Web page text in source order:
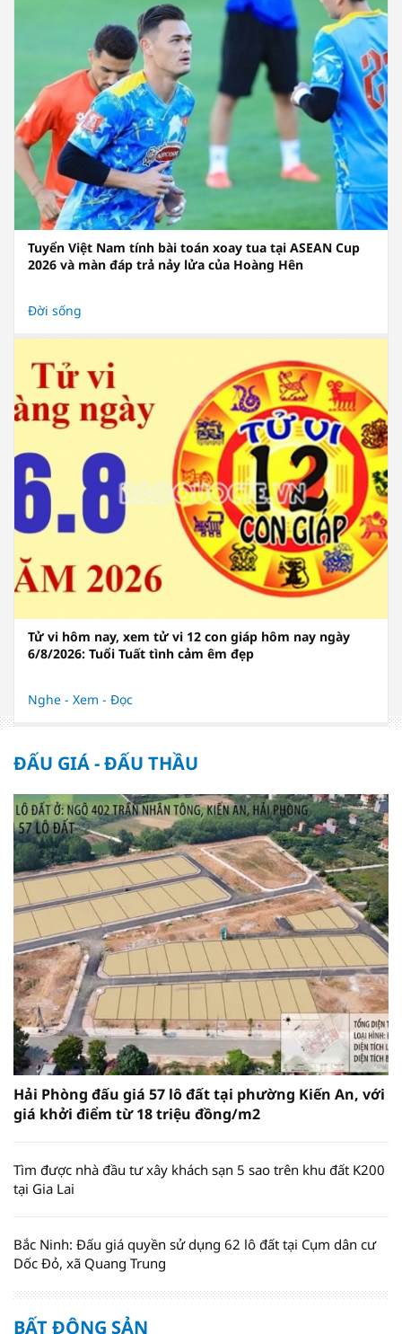
Tuyển Việt Nam tính bài toán xoay tua tại ASEAN Cup
2026 và màn đáp trả nảy lửa của Hoàng Hên
Đời sống
Tử vi hôm nay, xem tử vi 12 con giáp hôm nay ngày
6/8/2026: Tuổi Tuất tình cảm êm đẹp
Nghe - Xem - Đọc
ĐẤU GIÁ - ĐẤU THẦU
Hải Phòng đấu giá 57 lô đất tại phường Kiến An, với
giá khởi điểm từ 18 triệu đồng/m2
Tìm được nhà đầu tư xây khách sạn 5 sao trên khu đất K200
tại Gia Lai
Bắc Ninh: Đấu giá quyền sử dụng 62 lô đất tại Cụm dân cư
Dốc Đỏ, xã Quang Trung
BẤT ĐỘNG SẢN